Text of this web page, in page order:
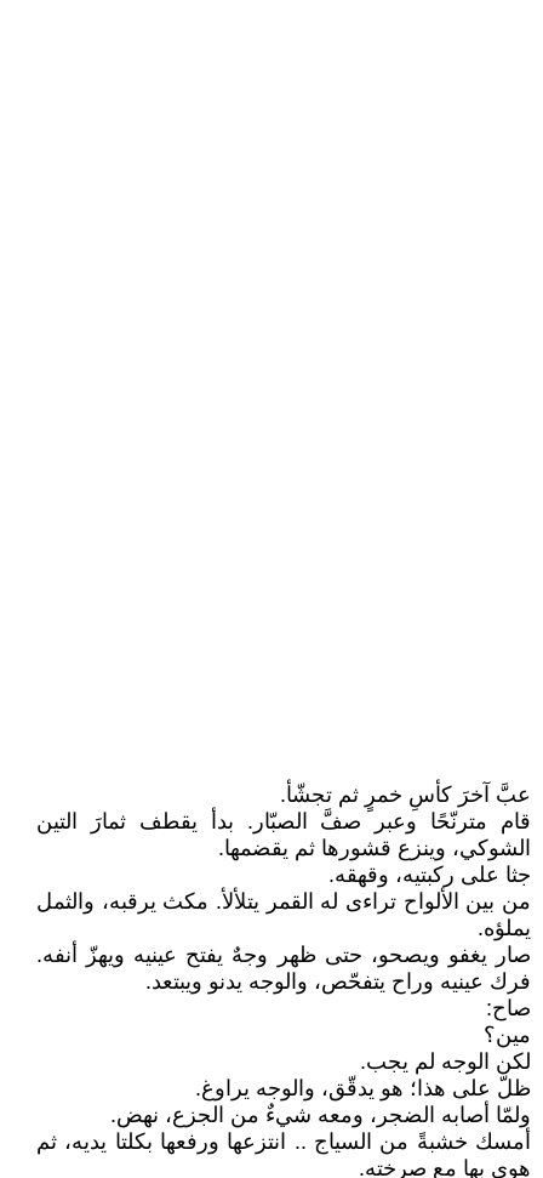
عبَّ آخرَ كأسِ خمرٍ ثم تجشّأ.
قام مترنّحًا وعبر صفَّ الصبّار. بدأ يقطف ثمارَ التين
الشوكي، وينزع قشورها ثم يقضمها.
جثا على ركبتيه، وقهقه.
من بين الألواح تراءى له القمر يتلألأ. مكث يرقبه، والثمل
يملؤه.
صار يغفو ويصحو، حتى ظهر وجهٌ يفتح عينيه ويهزّ أنفه.
فرك عينيه وراح يتفحّص، والوجه يدنو ويبتعد.
صاح:
مين؟
لكن الوجه لم يجب.
ظلّ على هذا؛ هو يدقّق، والوجه يراوغ.
ولمّا أصابه الضجر، ومعه شيءٌ من الجزع، نهض.
أمسك خشبةً من السياج .. انتزعها ورفعها بكلتا يديه، ثم
هوى بها مع صرخته.